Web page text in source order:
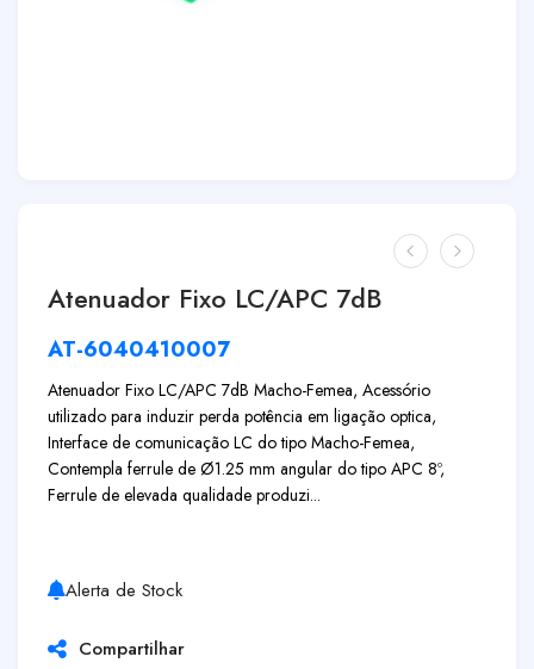
Atenuador Fixo LC/APC 7dB
AT-6040410007
Atenuador Fixo LC/APC 7dB Macho-Femea, Acessório
utilizado para induzir perda potência em ligação optica,
Interface de comunicação LC do tipo Macho-Femea,
Contempla ferrule de Ø1.25 mm angular do tipo APC 8º,
Ferrule de elevada qualidade produzi...
Alerta de Stock
Compartilhar